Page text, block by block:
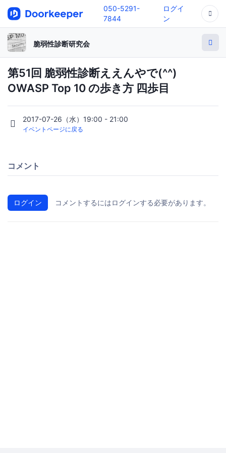
050-5291-
7844
ログイ
ン
脆弱性診断研究会
第51回 脆弱性診断ええんやで(^^)
OWASP Top 10 の歩き方 四歩目
2017-07-26（水）19:00 - 21:00
イベントページに戻る
コメント
ログイン コメントするにはログインする必要があります。